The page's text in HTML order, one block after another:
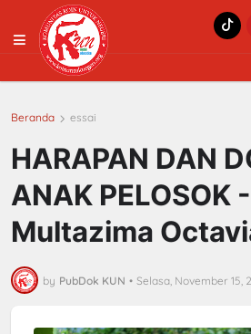
Beranda essai
HARAPAN DAN
ANAK PELOSOK -
Multazima
by PubDok KUN • Selasa, November 15,